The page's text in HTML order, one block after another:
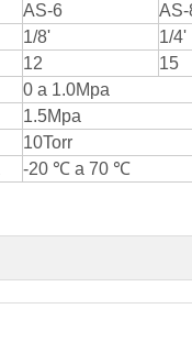
AS-6 AS-
1/8' 1/4'
12 15
0 a 1.0Mpa
1.5Mpa
10Torr
-20 ℃ a 70 ℃